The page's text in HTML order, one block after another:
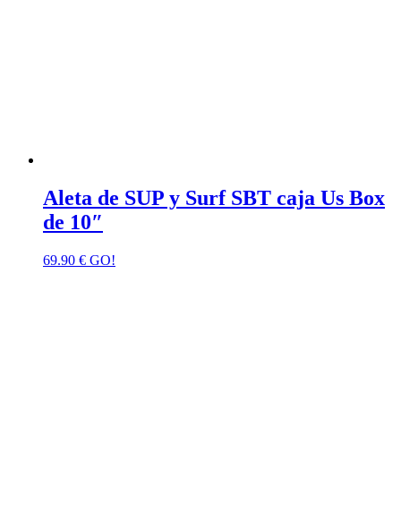
Aleta de SUP y Surf SBT caja Us Box
de 10″
69.90 € GO!